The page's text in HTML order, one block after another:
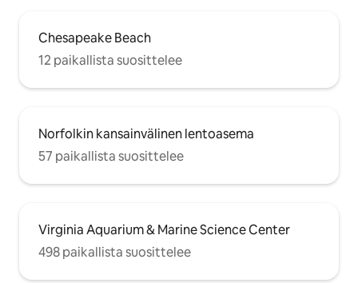
Chesapeake Beach
12 paikallista suosittelee
Norfolkin kansainvälinen lentoasema
57 paikallista suosittelee
Virginia Aquarium & Marine Science Center
498 paikallista suosittelee